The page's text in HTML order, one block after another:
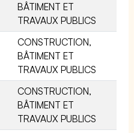
BÂTIMENT ET
TRAVAUX PUBLICS
CONSTRUCTION,
BÂTIMENT ET
TRAVAUX PUBLICS
CONSTRUCTION,
BÂTIMENT ET
TRAVAUX PUBLICS